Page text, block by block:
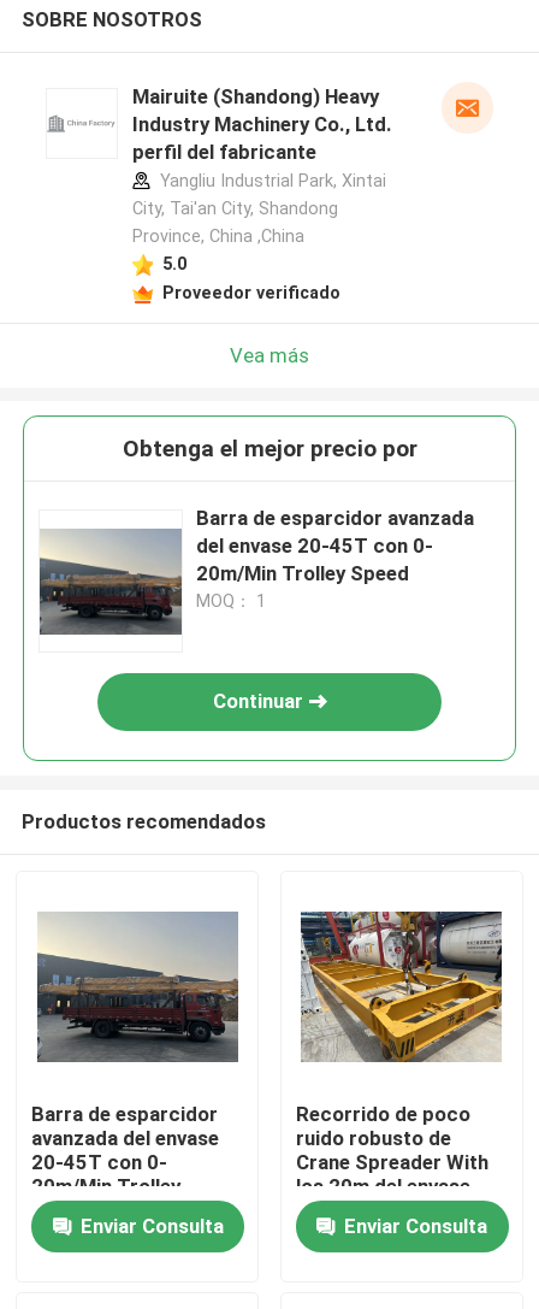
Hogar
Productos
SOBRE NOSOTROS
Mairuite (Shandong) Heavy
Industry Machinery Co., Ltd.
perfil del fabricante
Yangliu Industrial Park, Xintai
City, Tai'an City, Shandong
Province, China ,China
5.0
Proveedor verificado
Vea más
Obtenga el mejor precio por
Barra de esparcidor avanzada
del envase 20-45T con 0-
20m/Min Trolley Speed
MOQ： 1
Continuar
Productos recomendados
Barra de esparcidor
avanzada del envase
20-45T con 0-
20m/Min Trolley
Speed
Enviar Consulta
Recorrido de poco
ruido robusto de
Crane Spreader With
los 20m del envase
Enviar Consulta